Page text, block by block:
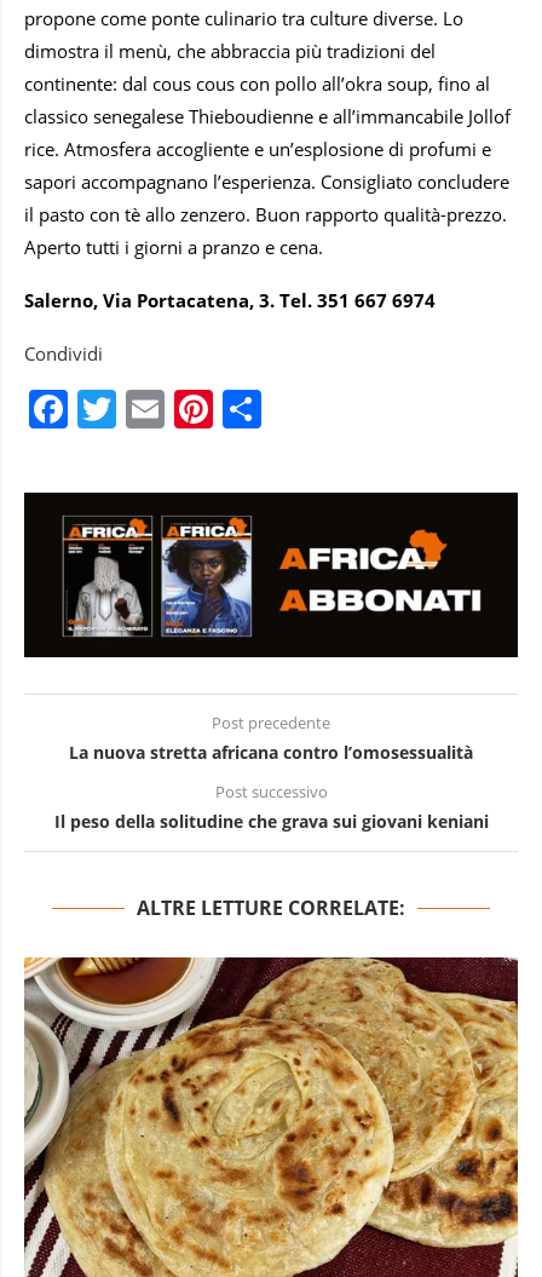
propone come ponte culinario tra culture diverse. Lo
dimostra il menù, che abbraccia più tradizioni del
continente: dal cous cous con pollo all’okra soup, fino al
classico senegalese Thieboudienne e all’immancabile Jollof
rice. Atmosfera accogliente e un’esplosione di profumi e
sapori accompagnano l’esperienza. Consigliato concludere
il pasto con tè allo zenzero. Buon rapporto qualità-prezzo.
Aperto tutti i giorni a pranzo e cena.
Salerno, Via Portacatena, 3. Tel. 351 667 6974
Condividi
Facebook
Twitter
EmailPinterest
Post precedente
La nuova stretta africana contro l’omosessualità
Post successivo
Il peso della solitudine che grava sui giovani keniani
ALTRE LETTURE CORRELATE: